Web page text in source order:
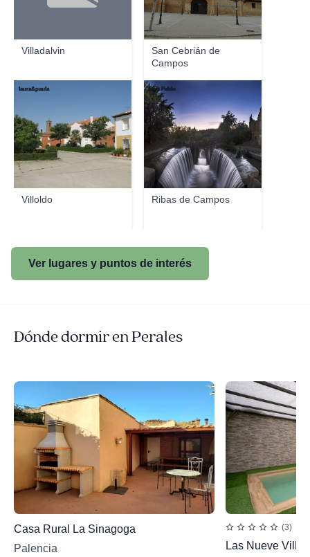
Villadalvin
San Cebrián de
Campos
Villoldo
laura&paula
Ribas de Campos
Luis Pablo
Ver lugares y puntos de interés
Dónde dormir en Perales
Casa Rural La Sinagoga
Palencia
(3)
Las Nueve Villas